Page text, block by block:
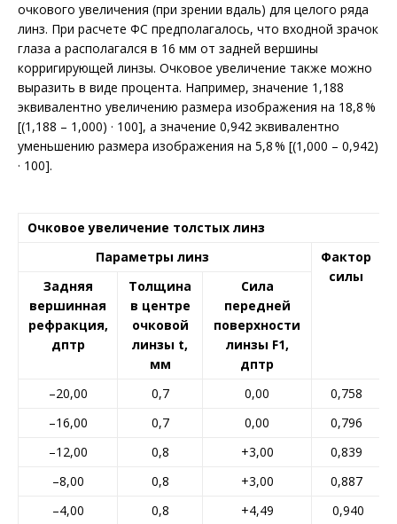
очкового увеличения (при зрении вдаль) для целого ряда
линз. При расчете ФС предполагалось, что входной зрачок
глаза a располагался в 16 мм от задней вершины
корригирующей линзы. Очковое увеличение также можно
выразить в виде процента. Например, значение 1,188
эквивалентно увеличению размера изображения на 18,8 %
[(1,188 – 1,000) · 100], а значение 0,942 эквивалентно
уменьшению размера изображения на 5,8 % [(1,000 – 0,942)
· 100].
Очковое увеличение толстых линз
Параметры линз
Фактор
силы
Задняя
вершинная
рефракция,
дптр
Толщина
в центре
очковой
линзы t,
мм
Сила
передней
поверхности
линзы F1,
дптр
–20,00
0,7 0,00
0,758
–16,00
0,7 0,00
0,796
–12,00
0,8 +3,00
0,839
–8,00
0,8 +3,00
0,887
–4,00
0,8 +4,49
0,940